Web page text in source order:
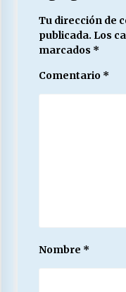
Tu dirección de
publicada. Los
marcados *
Comentario *
Nombre *